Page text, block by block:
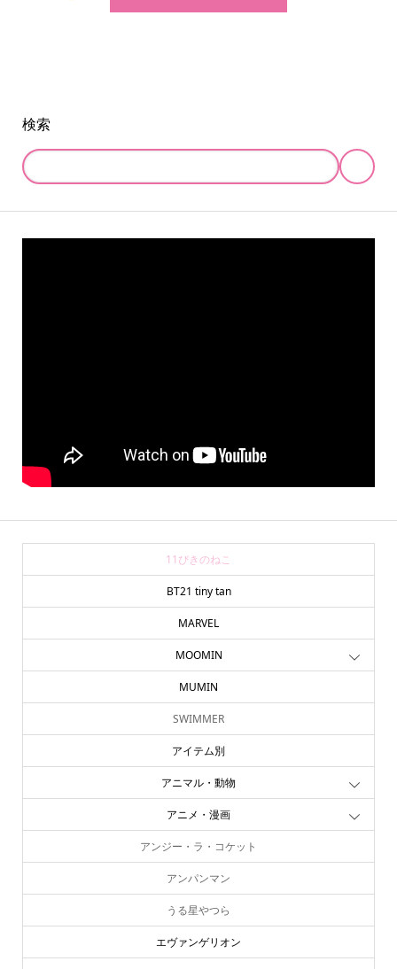
検索
11ぴきのねこ
BT21 tiny tan
MARVEL
MOOMIN
MUMIN
SWIMMER
アイテム別
アニマル・動物
アニメ・漫画
アンジー・ラ・コケット
アンパンマン
うる星やつら
エヴァンゲリオン
online store company info contact us share me!